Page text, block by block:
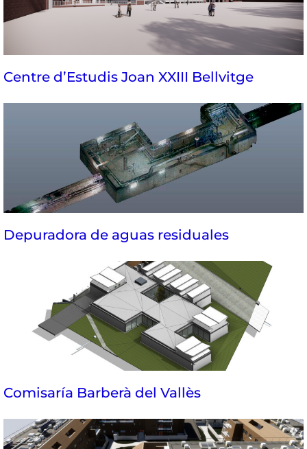
Centre d’Estudis Joan XXIII Bellvitge
Depuradora de aguas residuales
Comisaría Barberà del Vallès